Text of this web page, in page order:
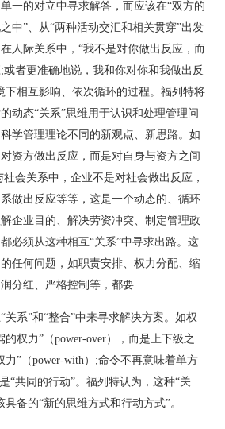
一的对立中寻求解答，而应该在“双方的
中”、从“两种活动交汇和相关贯穿”出发
人际关系中，“我不是对你做出反应，而
者更准确地说，我和你对你和我做出反
下相互影响、依次循环的过程。福列特将
动态“关系”思维用于认识和处理管理问
学管理理论不同的新观点、新思路。如
资方做出反应，而是对自身与资方之间
会关系中，企业不是对社会做出反应，
做出反应等等，这是一个动态的、循环
企业目的、解决劳资冲突、制定管理政
必须从这种相互“关系”中寻求出路。这
任何问题，如职责安排、权力分配、缩
分红、严格控制等，都要
系”和“整合”中来寻求解决方案。如权
权力”（power-over），而是上下级之
力”（power-with）;命令不再意味着单方
“共同的行动”。福列特认为，这种“关
备的“新的思维方式和行动方式”。